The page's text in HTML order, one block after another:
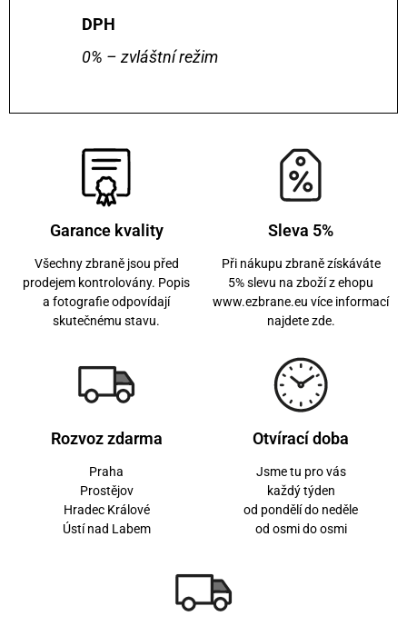
DPH
0% – zvláštní režim
Garance kvality
Všechny zbraně jsou před
prodejem kontrolovány. Popis
a fotografie odpovídají
skutečnému stavu.
Sleva 5%
Při nákupu zbraně získáváte
5% slevu na zboží z ehopu
www.ezbrane.eu více informací
najdete zde.
Rozvoz zdarma
Praha
Prostějov
Hradec Králové
Ústí nad Labem
Otvírací doba
Jsme tu pro vás
každý týden
od pondělí do neděle
od osmi do osmi